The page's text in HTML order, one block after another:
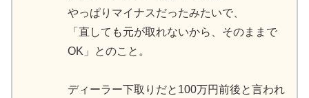
やっぱりマイナスだったみたいで、
「直しても元が取れないから、そのままで
OK」とのこと。
ディーラー下取りだと100万円前後と言われ